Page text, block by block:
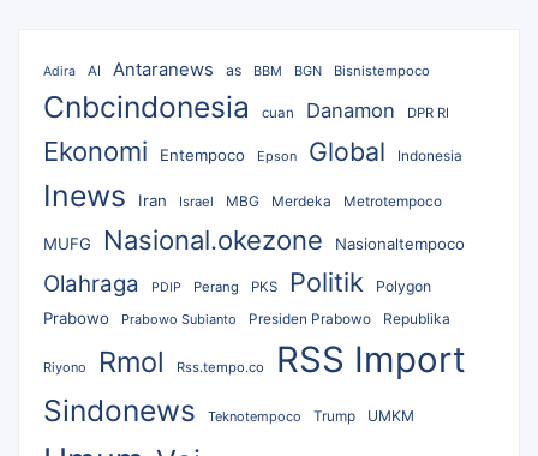
Adira AI Antaranews as BBM BGN Bisnistempoco
Cnbcindonesia cuan Danamon DPR RI
Ekonomi Entempoco Epson Global Indonesia
Inews Iran Israel MBG Merdeka Metrotempoco
MUFG Nasional.okezone Nasionaltempoco
Olahraga PDIP Perang PKS Politik Polygon
Prabowo Prabowo Subianto Presiden Prabowo Republika
Riyono Rmol Rss.tempo.co RSS Import
Sindonews Teknotempoco Trump UMKM